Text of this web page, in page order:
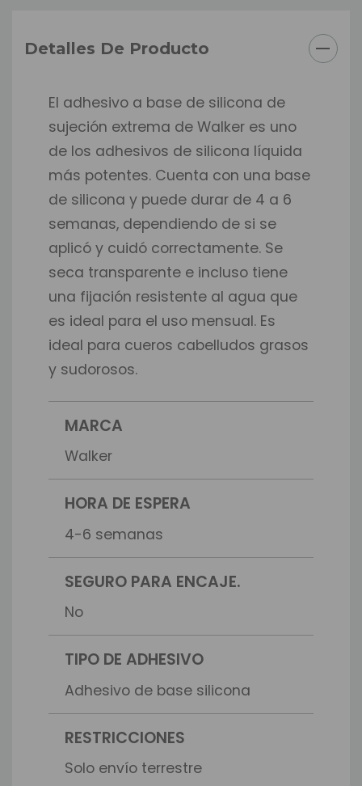
Detalles De Producto
El adhesivo a base de silicona de
sujeción extrema de Walker es uno
de los adhesivos de silicona líquida
más potentes. Cuenta con una base
de silicona y puede durar de 4 a 6
semanas, dependiendo de si se
aplicó y cuidó correctamente. Se
seca transparente e incluso tiene
una fijación resistente al agua que
es ideal para el uso mensual. Es
ideal para cueros cabelludos grasos
y sudorosos.
MARCA
Walker
HORA DE ESPERA
4-6 semanas
SEGURO PARA ENCAJE.
No
TIPO DE ADHESIVO
Adhesivo de base silicona
RESTRICCIONES
Solo envío terrestre